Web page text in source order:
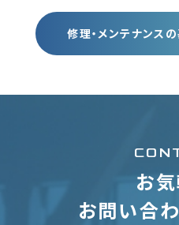
修理・メンテナンス
お
お問い合